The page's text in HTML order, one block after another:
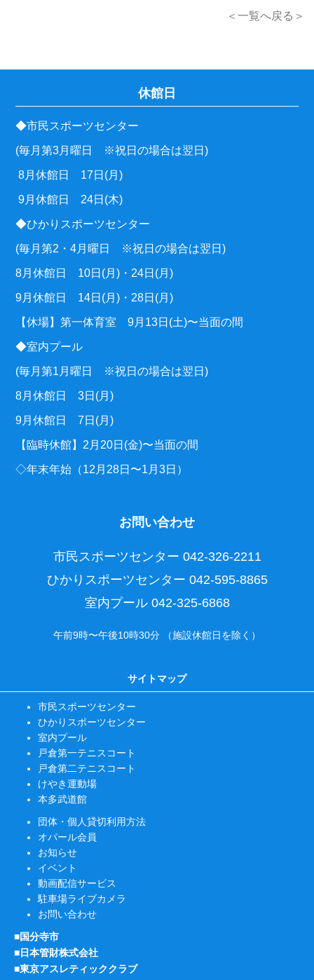
＜一覧へ戻る＞
休館日
◆市民スポーツセンター
(毎月第3月曜日 ※祝日の場合は翌日)
8月休館日 17日(月)
9月休館日 24日(木)
◆ひかりスポーツセンター
(毎月第2・4月曜日 ※祝日の場合は翌日)
8月休館日 10日(月)・24日(月)
9月休館日 14日(月)・28日(月)
【休場】第一体育室 9月13日(土)〜当面の間
◆室内プール
(毎月第1月曜日 ※祝日の場合は翌日)
8月休館日 3日(月)
9月休館日 7日(月)
【臨時休館】2月20日(金)〜当面の間
◇年末年始（12月28日〜1月3日）
お問い合わせ
市民スポーツセンター 042-326-2211
ひかりスポーツセンター 042-595-8865
室内プール 042-325-6868
午前9時〜午後10時30分 （施設休館日を除く）
サイトマップ
市民スポーツセンター
ひかりスポーツセンター
室内プール
戸倉第一テニスコート
戸倉第二テニスコート
けやき運動場
本多武道館
団体・個人貸切利用方法
オパール会員
お知らせ
イベント
動画配信サービス
駐車場ライブカメラ
お問い合わせ
■国分寺市
■日本管財株式会社
■東京アスレティッククラブ